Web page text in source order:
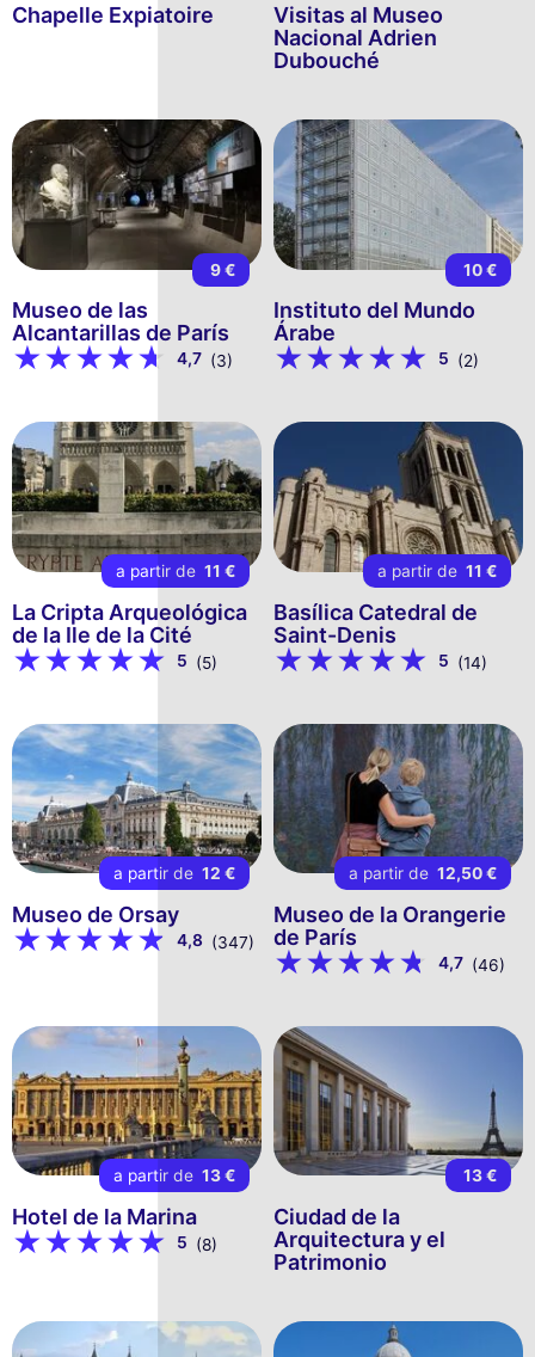
Chapelle Expiatoire
Visitas al Museo
Nacional Adrien
Dubouché
9 €
Museo de las
Alcantarillas de París
4,7 (3)
10 €
Instituto del Mundo
Árabe
5 (2)
a partir de 11 €
La Cripta Arqueológica
de la Ile de la Cité
5 (5)
a partir de 11 €
Basílica Catedral de
Saint-Denis
5 (14)
a partir de 12 €
Museo de Orsay
4,8 (347)
a partir de 12,50 €
Museo de la Orangerie
de París
4,7 (46)
a partir de 13 €
Hotel de la Marina
5 (8)
13 €
Ciudad de la
Arquitectura y el
Patrimonio